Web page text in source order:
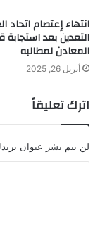
انتهاء إعتصام اتحاد
التعدين بعد استجابة
المعادن لمطالبه
أبريل 26, 2025
اترك تعليقاً
لن يتم نشر عنوان